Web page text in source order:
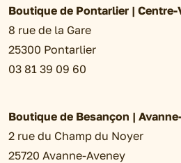
Boutique de Pontarlier |
8 rue de la Gare
25300 Pontarlier
03 81 39 09 60
Boutique de Besançon |
2 rue du Champ du Noyer
25720 Avanne-Aveney